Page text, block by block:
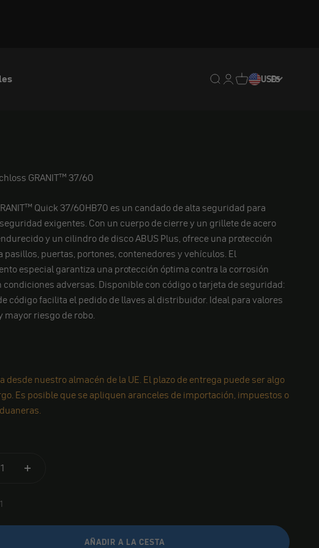
Traducción pendiente:
Traducción
Traducción
USDES
GRANIT™ 37/60
Quick 37/60HB70 es un candado de alta seguridad para
exigentes. Con un cuerpo de cierre y un grillete de acero
y un cilindro de disco ABUS Plus, ofrece una protección
pasillos, puertas, portones, contenedores y vehículos. El
especial garantiza una protección óptima contra la corrosión
condiciones adversas. Disponible con código o tarjeta de seguridad:
código facilita el pedido de llaves al distribuidor. Ideal para valores
mayor riesgo de robo.
desde nuestro almacén de la UE. El plazo de entrega puede ser algo
Es posible que se apliquen aranceles de importación, impuestos o
AÑADIR A LA CESTA